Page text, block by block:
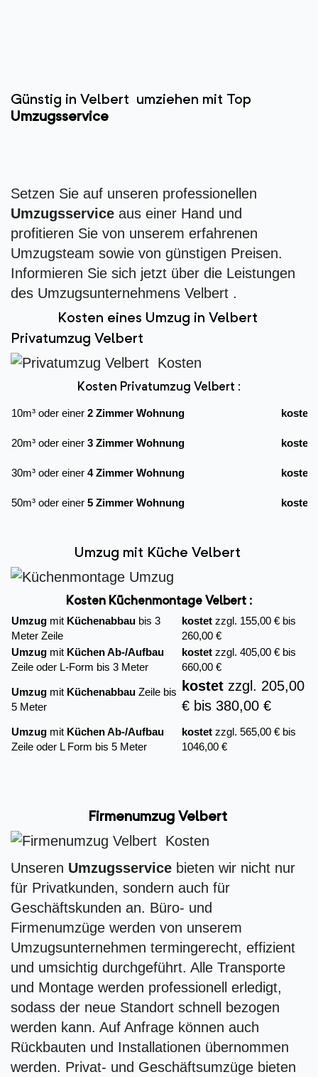
Günstig in Velbert umziehen mit Top
Umzugsservice
Setzen Sie auf unseren professionellen
Umzugsservice aus einer Hand und
profitieren Sie von unserem erfahrenen
Umzugsteam sowie von günstigen Preisen.
Informieren Sie sich jetzt über die Leistungen
des Umzugsunternehmens Velbert .
Kosten eines Umzug in Velbert
Privatumzug Velbert
Kosten Privatumzug Velbert :
10m³ oder einer 2 Zimmer Wohnung kostet
20m³ oder einer 3 Zimmer Wohnung kostet
30m³ oder einer 4 Zimmer Wohnung kostet
50m³ oder einer 5 Zimmer Wohnung kostet
Umzug mit Küche Velbert
Kosten Küchenmontage Velbert :
Umzug mit Küchenabbau bis 3
Meter Zeile
kostet zzgl. 155,00 € bis
260,00 €
Umzug mit Küchen Ab-/Aufbau
Zeile oder L-Form bis 3 Meter
kostet zzgl. 405,00 € bis
660,00 €
Umzug mit Küchenabbau Zeile bis
5 Meter
kostet zzgl. 205,00
€ bis 380,00 €
Umzug mit Küchen Ab-/Aufbau
Zeile oder L Form bis 5 Meter
kostet zzgl. 565,00 € bis
1046,00 €
Firmenumzug Velbert
Unseren Umzugsservice bieten wir nicht nur
für Privatkunden, sondern auch für
Geschäftskunden an. Büro- und
Firmenumzüge werden von unserem
Umzugsunternehmen termingerecht, effizient
und umsichtig durchgeführt. Alle Transporte
und Montage werden professionell erledigt,
sodass der neue Standort schnell bezogen
werden kann. Auf Anfrage können auch
Rückbauten und Installationen übernommen
werden. Privat- und Geschäftsumzüge bieten